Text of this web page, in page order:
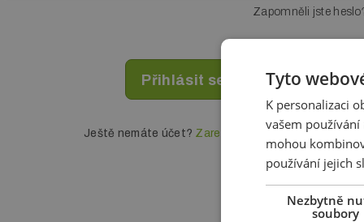
Zapomněli jste
Ještě nemáte účet? Zaregistrujte se
Tyto
K personalizaci
vašem
mohou
používání jejich
Nezbytně
soubory